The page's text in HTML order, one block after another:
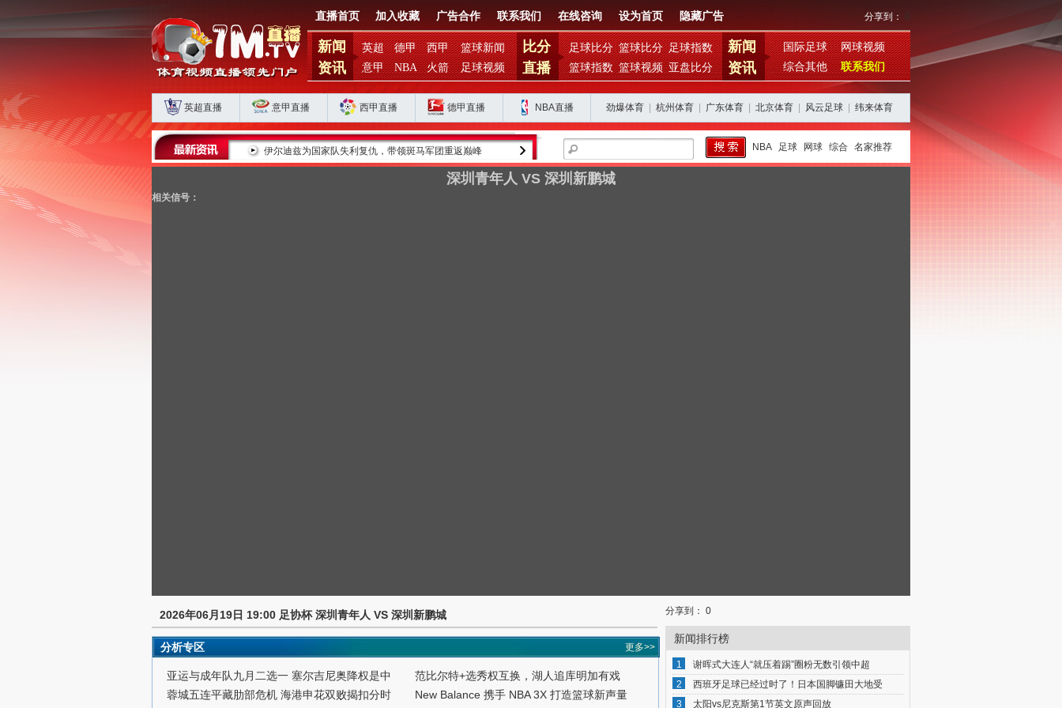
直播首页 加入收藏 广告合作 联系我们 在线咨询 设为首页 隐藏广告 分享到： 0
新闻
资讯
英超 德甲 西甲
篮球新闻
意甲
NBA 火箭 足球视频
比分
直播
足球比分 篮球比分 足球指数
篮球指数 篮球视频 亚盘比分
新闻
资讯
国际足球
网球视频
综合其他
联系我们
英超直播 意甲直播 西甲直播 德甲直播 NBA直播 劲爆体育 杭州体育 广东体育 北京体育 风云足球 纬来体育
五连平藏肋部危机 海港申花双败揭扣分时代生存 伊尔迪兹为国家队失利复仇，带领斑马军团重返巅峰 金球奖得主罗德里的皇马之路为何停滞？ 西班牙阿根廷再续恩怨，期待欧美杯对决
NBA 足球 网球 综合 名家推荐
深圳青年人 VS 深圳新鹏城
相关信号：
2026年06月19日 19:00 足协杯 深圳青年人 VS 深圳新鹏城
分析专区 更多>>
亚运与成年队九月二选一 塞尔吉尼奥降权是中
蓉城五连平藏肋部危机 海港申花双败揭扣分时
范比尔特+选秀权互换，湖人追库明加有戏
New Balance 携手 NBA 3X 打造篮球新声量
分享到： 0
新闻排行榜
1
谢晖式大连人“就压着踢”圈粉无数引领中超
2
西班牙足球已经过时了！日本国脚镰田大地受
3
太阳vs尼克斯第1节英文原声回放